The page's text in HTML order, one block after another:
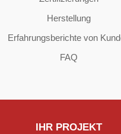
Herstellung
Erfahrungsberichte von
FAQ
IHR PROJEKT